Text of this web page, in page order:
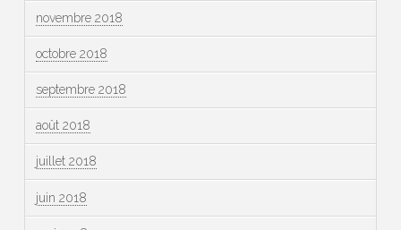
novembre 2018
octobre 2018
septembre 2018
août 2018
juillet 2018
juin 2018